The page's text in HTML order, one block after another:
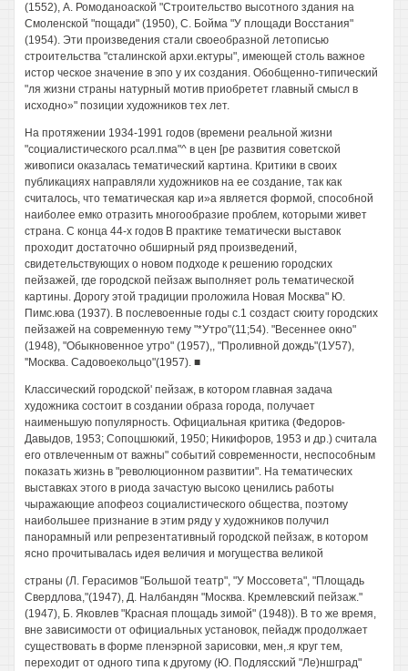
(1552), А. Ромоданоаской "Строительство высотного здания на
Смоленской "пощади" (1950), С. Бойма "У площади Восстания"
(1954). Эти произведения стали своеобразной летописью
строительства "сталинской архи.ектуры", имеющей столь важное
истор ческое значение в эпо у их создания. Обобщенно-типический
"ля жизни страны натурный мотив приобретет главный смысл в
исходно»" позиции художников тех лет.
На протяжении 1934-1991 годов (времени реальной жизни
"социалистического рсал.пма"^ в цен [ре развития советской
живописи оказалась тематический картина. Критики в своих
публикациях направляли художников на ее создание, так как
считалось, что тематическая кар и»а является формой, способной
наиболее емко отразить многообразие проблем, которыми живет
страна. С конца 44-х годов В практике тематически выставок
проходит достаточно обширный ряд произведений,
свидетельствующих о новом подходе к решению городских
пейзажей, где городской пейзаж выполняет роль тематической
картины. Дорогу этой традиции проложила Новая Москва" Ю.
Пимс.юва (1937). В послевоенные годы с.1 создаст сюиту городских
пейзажей на современную тему "*Утро"(11;54). "Весеннее окно"
(1948), "Обыкновенное утро" (1957),, "Проливной дождь"(1У57),
''Москва. Садовоекольцо"(1957). ■
Классический городской' пейзаж, в котором главная задача
художника состоит в создании образа города, получает
наименьшую популярность. Официальная критика (Федоров-
Давыдов, 1953; Сопоцшюкий, 1950; Никифоров, 1953 и др.) считала
его отвлеченным от важны" событий современности, неспособным
показать жизнь в "революционном развитии". На тематических
выставках этого в риода зачастую высоко ценились работы
чыражающие апофеоз социалистического общества, поэтому
наибольшее признание в этим ряду у художников получил
панорамный или репрезентативный городской пейзаж, в котором
ясно прочитывалась идея величия и могущества великой
страны (Л. Герасимов "Большой театр", "У Моссовета", "Площадь
Свердлова,"(1947), Д. Налбандян "Москва. Кремлевский пейзаж."
(1947), Б. Яковлев "Красная площадь зимой" (1948)). В то же время,
вне зависимости от официальных установок, пейадж продолжает
существовать в форме пленэрной зарисовки, мен,.я круг тем,
переходит от одного типа к другому (Ю. Подлясский "Ле)ншград"